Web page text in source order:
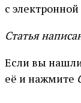
с
Статья
Если вы
её и нажмите